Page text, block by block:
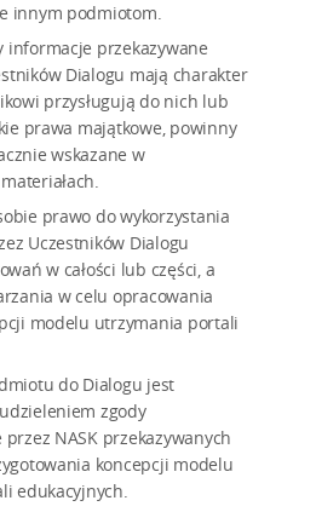
innym podmiotom.
informacje przekazywane
Dialogu mają charakter
przysługują do nich lub
prawa majątkowe, powinny
wskazane w
prawo do wykorzystania
Uczestników Dialogu
w całości lub części, a
w celu opracowania
modelu utrzymania portali
do Dialogu jest
zgody
NASK przekazywanych
koncepcji modelu
edukacyjnych.